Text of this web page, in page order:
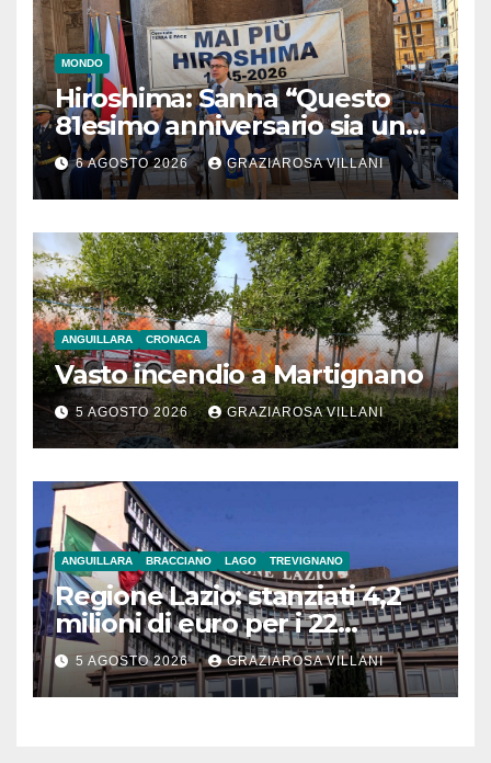
MONDO
Hiroshima: Sanna “Questo
81esimo anniversario sia un
monito per tutti”
6 AGOSTO 2026 GRAZIAROSA VILLANI
ANGUILLARA CRONACA
Vasto incendio a Martignano
5 AGOSTO 2026 GRAZIAROSA VILLANI
ANGUILLARA BRACCIANO LAGO TREVIGNANO
Regione Lazio: stanziati 4,2
milioni di euro per i 22
Comuni dell’Etruria
Meridionale
5 AGOSTO 2026 GRAZIAROSA VILLANI